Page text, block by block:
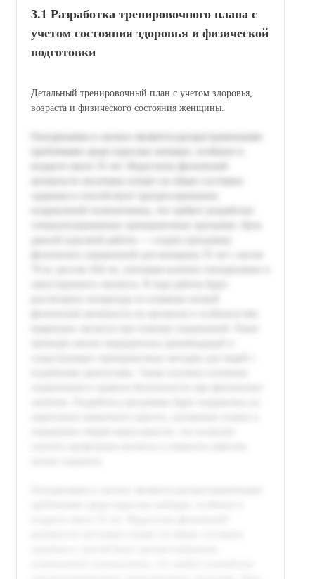
3.1 Разработка тренировочного плана с
учетом состояния здоровья и физической
подготовки
Детальный тренировочный план с учетом здоровья,
возраста и физического состояния женщины.